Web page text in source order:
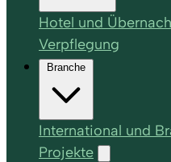
Hotel und
Verpflegung
Branche
International und
Projekte